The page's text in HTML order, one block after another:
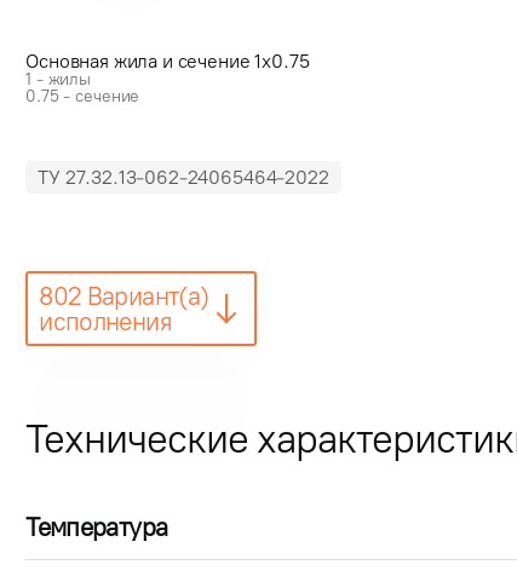
Основная жила и сечение 1x0.75
1 - жилы
0.75 - сечение
ТУ 27.32.13-062-24065464-2022
802 Вариант(а)
исполнения
Технические
Температура